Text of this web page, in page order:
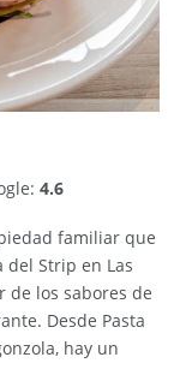
4.6
familiar que
del Strip en Las
de los sabores de
Desde Pasta
hay un